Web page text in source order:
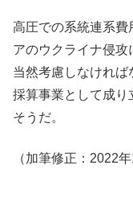
高圧での系統連系費
アのウクライナ侵攻
当然考慮しなければ
採算事業として成り
そうだ。
（加筆修正：2022年